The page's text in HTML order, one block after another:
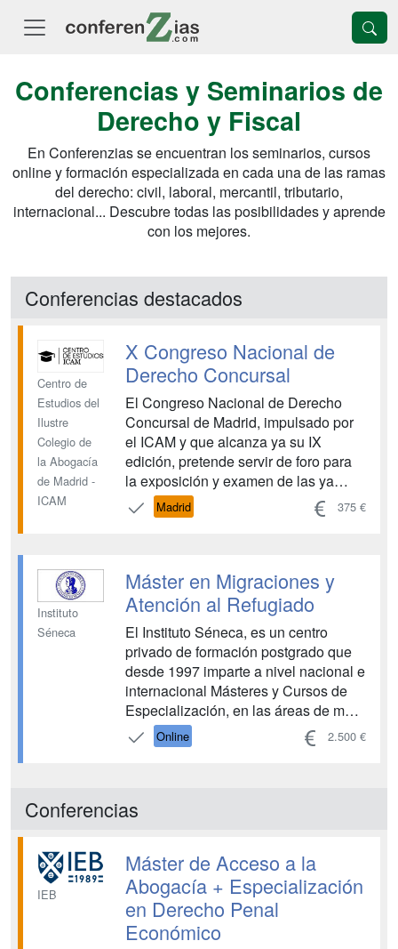
Conferencias y Seminarios de
Derecho y Fiscal
En Conferenzias se encuentran los seminarios, cursos
online y formación especializada en cada una de las ramas
del derecho: civil, laboral, mercantil, tributario,
internacional... Descubre todas las posibilidades y aprende
con los mejores.
Conferencias destacados
Centro de
Estudios del
Ilustre
Colegio de
la Abogacía
de Madrid -
ICAM
X Congreso Nacional de
Derecho Concursal
El Congreso Nacional de Derecho
Concursal de Madrid, impulsado por
el ICAM y que alcanza ya su IX
edición, pretende servir de foro para
la exposición y examen de las ya
presentes y acuciantes dudas y
dificultades que la aplicación de la
práctica diaria; y ello de la mano de
repu...
Madrid 375 €
Instituto
Séneca
Máster en Migraciones y
Atención al Refugiado
El Instituto Séneca, es un centro
privado de formación postgrado que
desde 1997 imparte a nivel nacional e
internacional Másteres y Cursos de
Especialización, en las áreas de más
demanda de profesionales
cualificados. Este máster se imparte
alumnos cuentan con un tutor que les
Online 2.500 €
Conferencias
IEB
Máster de Acceso a la
Abogacía + Especialización
en Derecho Penal
Económico